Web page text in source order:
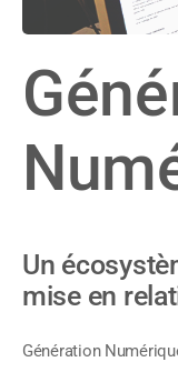
Un
mise en
Génération